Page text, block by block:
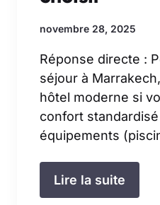
novembre 28, 2025
Réponse directe :
séjour à
hôtel moderne si
confort
équipements
Lire la suite